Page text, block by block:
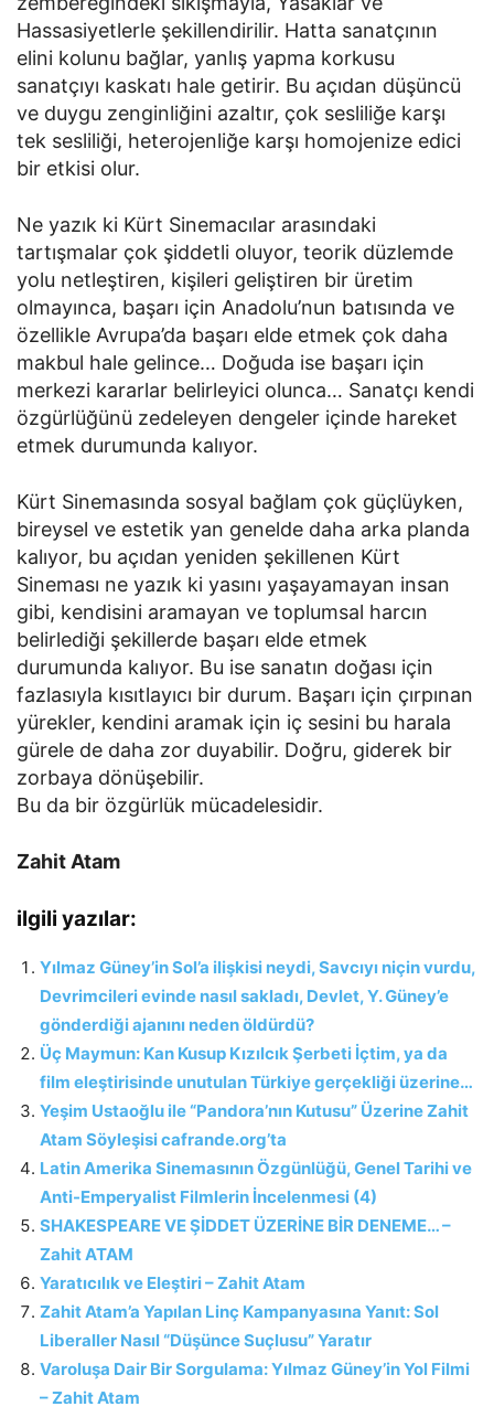
Hassasiyetlerle şekillendirilir. Hatta sanatçının
elini kolunu bağlar, yanlış yapma korkusu
sanatçıyı kaskatı hale getirir. Bu açıdan düşüncü
ve duygu zenginliğini azaltır, çok sesliliğe karşı
tek sesliliği, heterojenliğe karşı homojenize edici
bir etkisi olur.
Ne yazık ki Kürt Sinemacılar arasındaki
tartışmalar çok şiddetli oluyor, teorik düzlemde
yolu netleştiren, kişileri geliştiren bir üretim
olmayınca, başarı için Anadolu’nun batısında ve
özellikle Avrupa’da başarı elde etmek çok daha
makbul hale gelince… Doğuda ise başarı için
merkezi kararlar belirleyici olunca… Sanatçı kendi
özgürlüğünü zedeleyen dengeler içinde hareket
etmek durumunda kalıyor.
Kürt Sinemasında sosyal bağlam çok güçlüyken,
bireysel ve estetik yan genelde daha arka planda
kalıyor, bu açıdan yeniden şekillenen Kürt
Sineması ne yazık ki yasını yaşayamayan insan
gibi, kendisini aramayan ve toplumsal harcın
belirlediği şekillerde başarı elde etmek
durumunda kalıyor. Bu ise sanatın doğası için
fazlasıyla kısıtlayıcı bir durum. Başarı için çırpınan
yürekler, kendini aramak için iç sesini bu harala
gürele de daha zor duyabilir. Doğru, giderek bir
zorbaya dönüşebilir.
Bu da bir özgürlük mücadelesidir.
Zahit Atam
ilgili yazılar:
Yılmaz Güney’in Sol’a ilişkisi neydi, Savcıyı niçin vurdu,
Devrimcileri evinde nasıl sakladı, Devlet, Y. Güney’e
gönderdiği ajanını neden öldürdü?
Üç Maymun: Kan Kusup Kızılcık Şerbeti İçtim, ya da
film eleştirisinde unutulan Türkiye gerçekliği üzerine…
Yeşim Ustaoğlu ile “Pandora’nın Kutusu” Üzerine Zahit
Atam Söyleşisi cafrande.org’ta
Latin Amerika Sinemasının Özgünlüğü, Genel Tarihi ve
Anti-Emperyalist Filmlerin İncelenmesi (4)
SHAKESPEARE VE ŞİDDET ÜZERİNE BİR DENEME… –
Zahit ATAM
Yaratıcılık ve Eleştiri – Zahit Atam
Zahit Atam’a Yapılan Linç Kampanyasına Yanıt: Sol
Liberaller Nasıl “Düşünce Suçlusu” Yaratır
Varoluşa Dair Bir Sorgulama: Yılmaz Güney’in Yol Filmi
– Zahit Atam